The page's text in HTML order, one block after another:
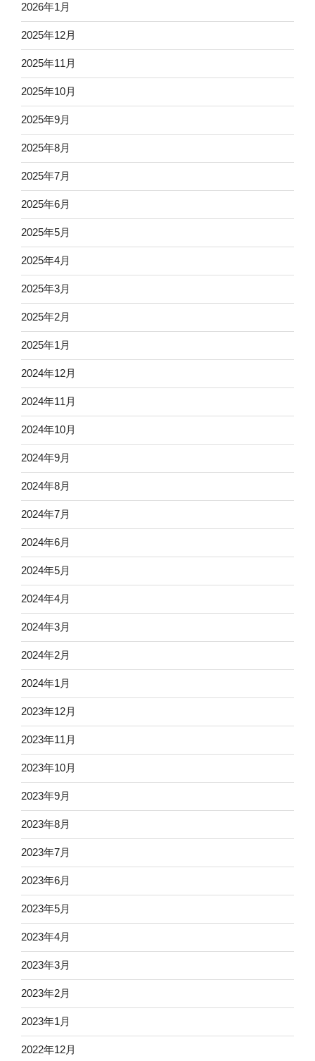
2026年1月
2025年12月
2025年11月
2025年10月
2025年9月
2025年8月
2025年7月
2025年6月
2025年5月
2025年4月
2025年3月
2025年2月
2025年1月
2024年12月
2024年11月
2024年10月
2024年9月
2024年8月
2024年7月
2024年6月
2024年5月
2024年4月
2024年3月
2024年2月
2024年1月
2023年12月
2023年11月
2023年10月
2023年9月
2023年8月
2023年7月
2023年6月
2023年5月
2023年4月
2023年3月
2023年2月
2023年1月
2022年12月